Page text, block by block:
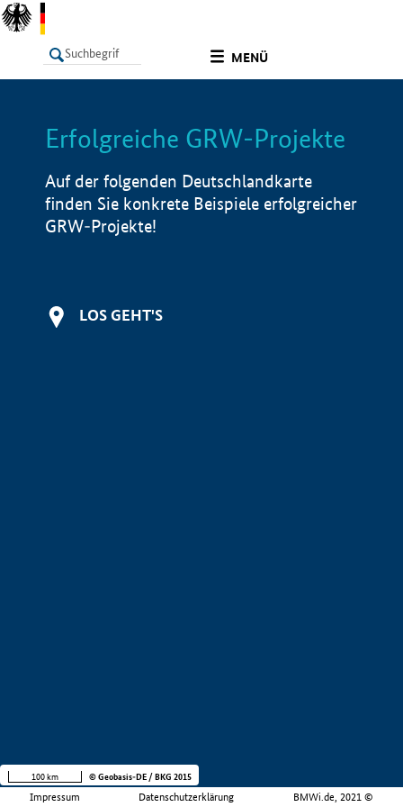
MENÜ
LISTE Info
Erfolgreiche GRW-Projekte
Auf der folgenden Deutschlandkarte
finden Sie konkrete Beispiele erfolgreicher
GRW-Projekte!
LOS GEHT'S
Impressum Datenschutzerklärung BMWi.de, 2021 ©
100 km © Geobasis-DE / BKG 2015